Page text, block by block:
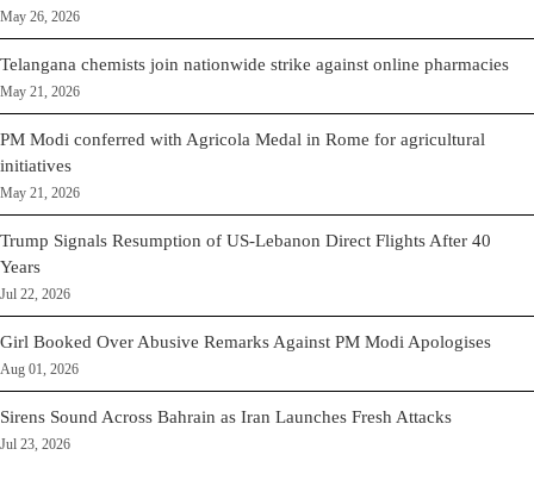
May 26, 2026
Telangana chemists join nationwide strike against online pharmacies
May 21, 2026
PM Modi conferred with Agricola Medal in Rome for agricultural
initiatives
May 21, 2026
Trump Signals Resumption of US-Lebanon Direct Flights After 40
Years
Jul 22, 2026
Girl Booked Over Abusive Remarks Against PM Modi Apologises
Aug 01, 2026
Sirens Sound Across Bahrain as Iran Launches Fresh Attacks
Jul 23, 2026